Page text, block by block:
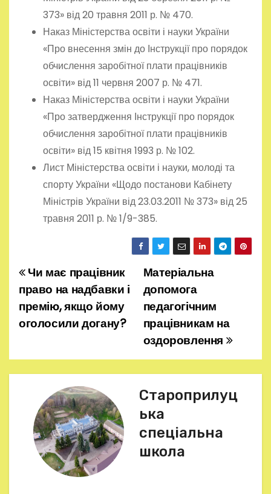
373» від 20 травня 2011 р. № 470.
Наказ Міністерства освіти і науки України
«Про внесення змін до Інструкції про порядок
обчислення заробітної плати працівників
освіти» від 11 червня 2007 р. № 471.
Наказ Міністерства освіти і науки України
«Про затвердження Інструкції про порядок
обчислення заробітної плати працівників
освіти» від 15 квітня 1993 р. № 102.
Лист Міністерства освіти і науки, молоді та
спорту України «Щодо постанови Кабінету
Міністрів України від 23.03.2011 № 373» від 25
травня 2011 р. № 1/9-385.
Н
а
в
і
г
Матеріальна
допомога
педагогічним
працівникам на
оздоровлення
Чи має працівник
право на надбавки і
премію, якщо йому
оголосили догану?
Староприлуц
ька
спеціальна
школа